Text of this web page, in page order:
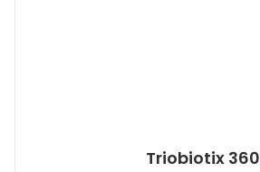
Triobiotix 360